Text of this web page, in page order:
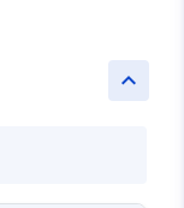
keyboard_arrow_up